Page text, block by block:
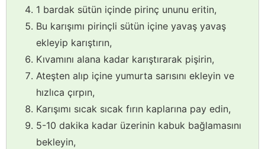
1 bardak sütün içinde pirinç ununu eritin,
Bu karışımı pirinçli sütün içine yavaş yavaş
ekleyip karıştırın,
Kıvamını alana kadar karıştırarak pişirin,
Ateşten alıp içine yumurta sarısını ekleyin ve
hızlıca çırpın,
Karışımı sıcak sıcak fırın kaplarına pay edin,
5-10 dakika kadar üzerinin kabuk bağlamasını
bekleyin,